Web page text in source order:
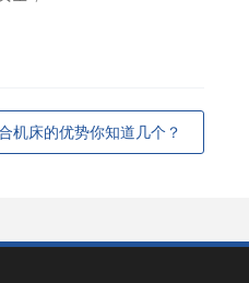
机床的优势你知道几个？